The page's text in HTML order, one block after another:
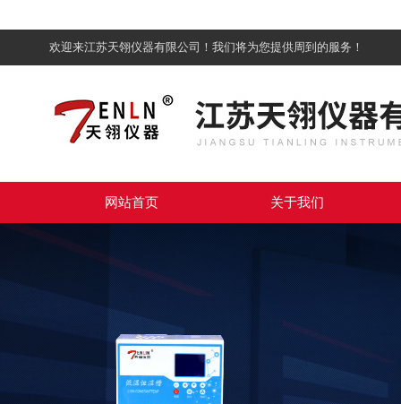
欢迎来江苏天翎仪器有限公司！我们将为您提供周到的服务！
网站首页 关于我们